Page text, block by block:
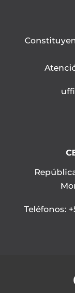
Teléfonos: